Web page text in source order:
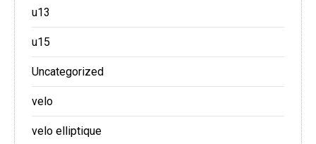
u13
u15
Uncategorized
velo
velo elliptique